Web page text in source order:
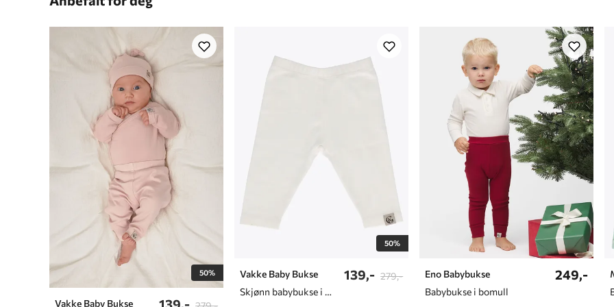
9-12 måneder
12-18 måneder
2 år
3 år
4 år
5 år
7 år
8 år
9 år
50%
Vakke Baby Bukse
50%
Vakke Baby Bukse
Skjønn babybukse i myk bomullskvalitet
139,- 279,-
Eno Babybukse
Babybukse i bomull
249,-